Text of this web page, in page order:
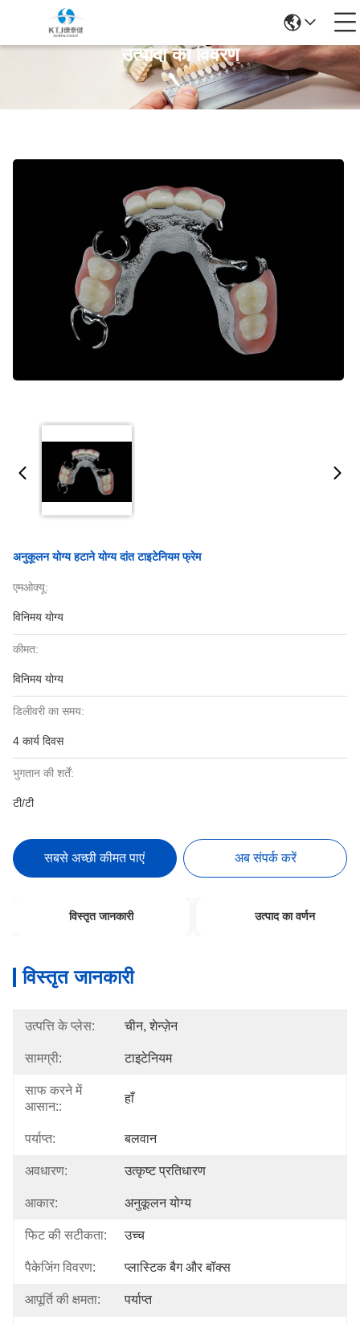
उत्पादों का विवरण
अनुकूलन योग्य हटाने योग्य दांत टाइटेनियम फ्रेम
एमओक्यू:
विनिमय योग्य
कीमत:
विनिमय योग्य
डिलीवरी का समय:
4 कार्य दिवस
भुगतान की शर्तें:
टी/टी
सबसे अच्छी कीमत पाएं अब संपर्क करें
विस्तृत जानकारी उत्पाद का वर्णन
विस्तृत जानकारी
उत्पत्ति के प्लेस: चीन, शेन्ज़ेन
सामग्री: टाइटेनियम
साफ करने में
आसान::
हाँ
पर्याप्त: बलवान
अवधारण: उत्कृष्ट प्रतिधारण
आकार: अनुकूलन योग्य
फिट की सटीकता: उच्च
पैकेजिंग विवरण: प्लास्टिक बैग और बॉक्स
आपूर्ति की क्षमता: पर्याप्त